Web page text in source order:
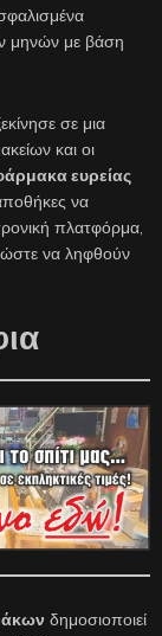
μηνών με βάση
σε μια
και οι
ευρείας
να
πλατφόρμα,
ώστε να ληφθούν
δημοσιοποιεί